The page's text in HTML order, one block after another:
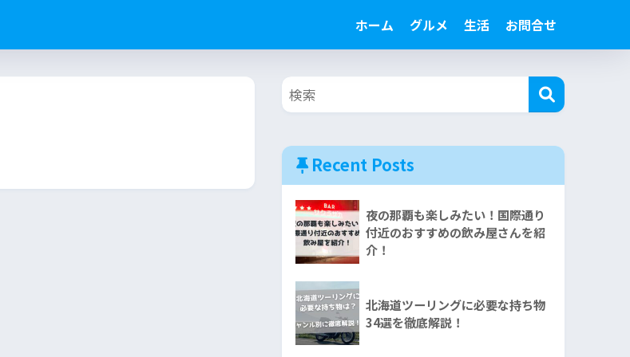
ホーム グルメ 生活 お問合せ
Recent Posts
夜の那覇も楽しみたい！国際通り
付近のおすすめの飲み屋さんを紹
介！
北海道ツーリングに必要な持ち物
34選を徹底解説！